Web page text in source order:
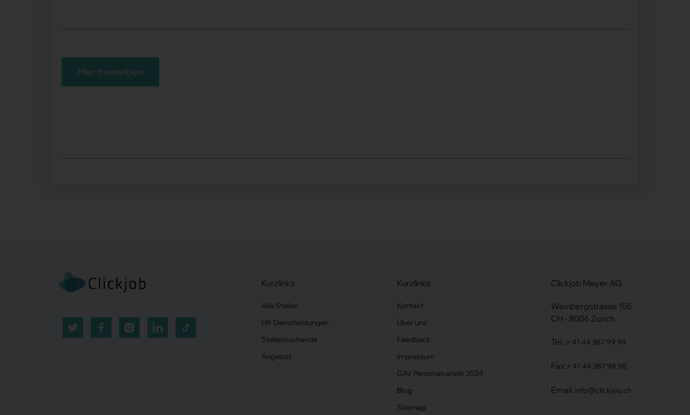
Hier bewerben
Kurzlinks
Alle Stellen
HR Dienstleistungen
Stellensuchende
Angebot
Kurzlinks
Kontakt
Über uns
Feedback
Impressum
GAV Personalverleih 2024
Blog
Sitemap
Clickjob Meyer AG
Weinbergstrasse 155
CH - 8006 Zurich
Tel.: + 41 44 387 99 99
Fax: + 41 44 387 99 98
Email: info@clickjob.ch